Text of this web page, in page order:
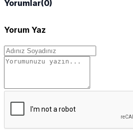
Yorumlar(0)
Yorum Yaz